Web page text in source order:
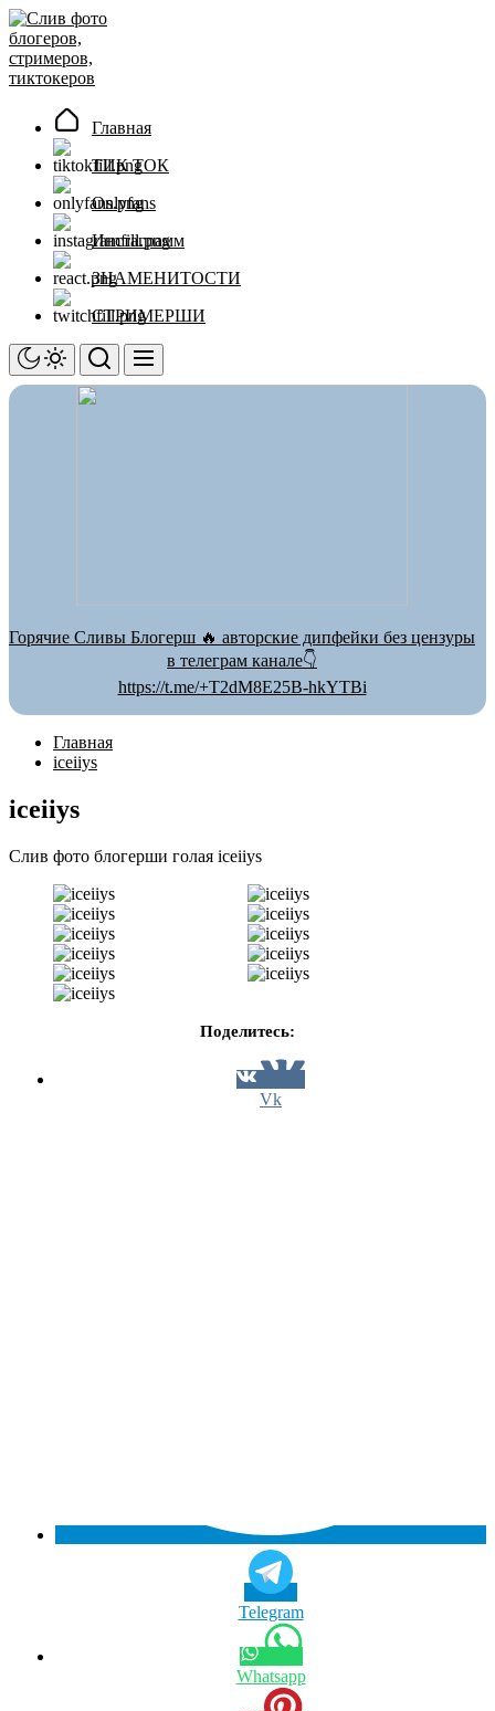
Перейти
к
содержимому
Главная
ТИК ТОК
Onlyfans
Инстаграмм
ЗНАМЕНИТОСТИ
СТРИМЕРШИ
Горячие Сливы Блогерш 🔥 авторские дипфейки без цензуры
в телеграм канале👇
https://t.me/+T2dM8E25B-hkYTBi
Главная
iceiiys
iceiiys
Слив фото блогерши голая iceiiys
Поделитесь:
Vk
Telegram
Whatsapp